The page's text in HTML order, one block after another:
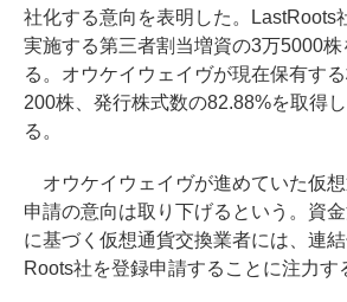
社化する意向を表明した。LastRoots
実施する第三者割当増資の3万5000
る。オウケイウェイヴが現在保有す
200株、発行株式数の82.88%を取得
る。
オウケイウェイヴが進めていた仮
申請の意向は取り下げるという。資
に基づく仮想通貨交換業者には、連
Roots社を登録申請することに注力す